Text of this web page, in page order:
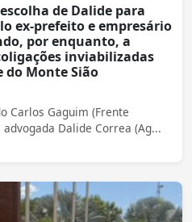
de Dalide para
ex-prefeito e empresário
por enquanto, a
inviabilizadas
do Monte Sião
Carlos Gaguim (Frente
Dalide Correa (Ag...